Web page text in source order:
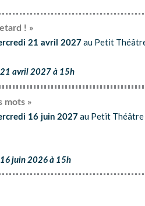
! »
21 avril 2027 au Petit
avril 2027 à 15h
mots »
16 juin 2027 au Petit Théâtre
juin 2026 à 15h